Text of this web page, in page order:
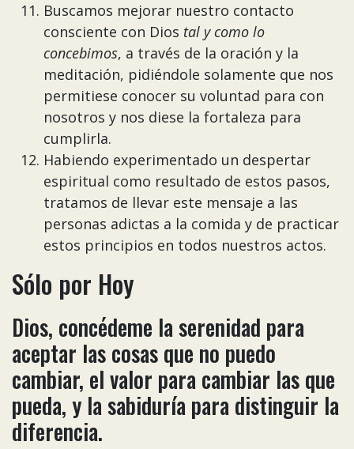
Buscamos mejorar nuestro contacto
consciente con Dios tal y como lo
concebimos, a través de la oración y la
meditación, pidiéndole solamente que nos
permitiese conocer su voluntad para con
nosotros y nos diese la fortaleza para
cumplirla.
Habiendo experimentado un despertar
espiritual como resultado de estos pasos,
tratamos de llevar este mensaje a las
personas adictas a la comida y de practicar
estos principios en todos nuestros actos.
Sólo por Hoy
Dios, concédeme la serenidad para
aceptar las cosas que no puedo
cambiar, el valor para cambiar las que
pueda, y la sabiduría para distinguir la
diferencia.